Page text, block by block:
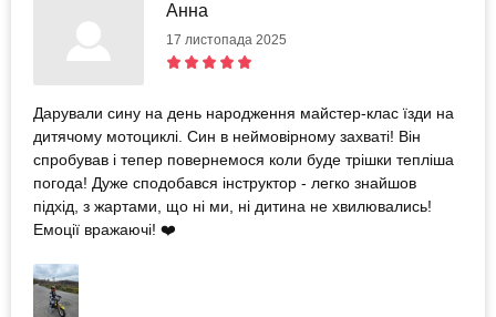
Анна
17 листопада 2025
Дарували сину на день народження майстер-клас їзди на
дитячому мотоциклі. Син в неймовірному захваті! Він
спробував і тепер повернемося коли буде трішки тепліша
погода! Дуже сподобався інструктор - легко знайшов
підхід, з жартами, що ні ми, ні дитина не хвилювались!
Емоції вражаючі! ❤️